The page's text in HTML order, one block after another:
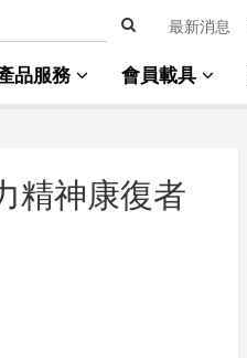
最新消息
品服務 會員載具
精神康復者